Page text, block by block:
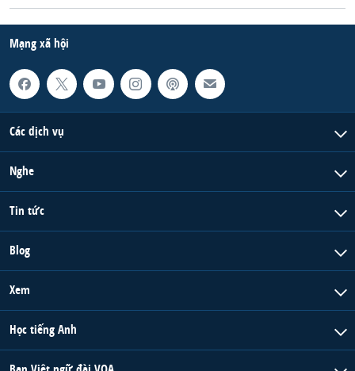
BÊN KIA QUỐC LỘ: TIẾNG VỌNG TỪ NÔNG THÔN MỸ
QUAN HỆ VIỆT MỸ
Mạng xã hội
Các dịch vụ
Nghe
Tin tức
Blog
Xem
Học tiếng Anh